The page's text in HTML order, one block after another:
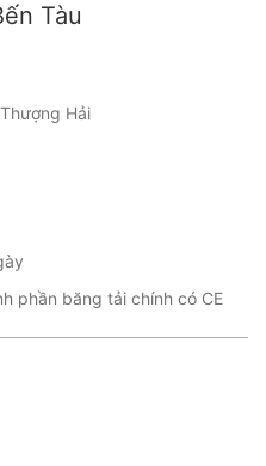
Tàu
Hải
phần băng tải chính có CE